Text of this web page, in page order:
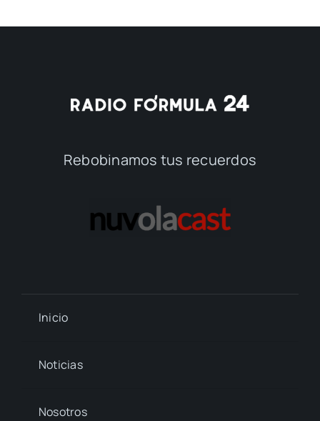
Rebobinamos tus recuerdos
Inicio
Noticias
Nosotros